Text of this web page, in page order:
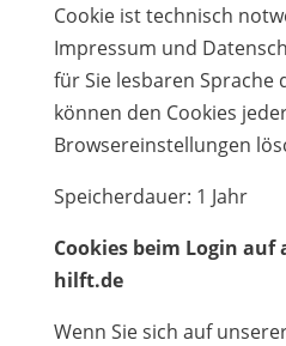
Cookie ist technisch
Impressum und
für Sie lesbaren Sprache
können den Cookies
Browsereinstellungen
Speicherdauer: 1 Jahr
Cookies beim Login auf
hilft.de
Wenn Sie sich auf